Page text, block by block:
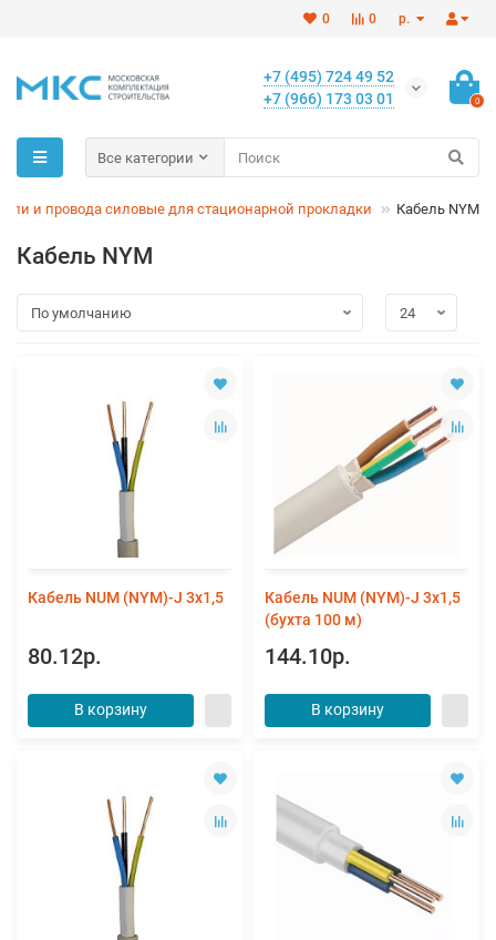
р.
0
0
+7 (495) 724 49 52
+7 (966) 173 03 01
0
Все категории
и провода силовые для стационарной прокладки Кабель NYM
Кабель NYM
Кабель NUM (NYM)-J 3х1,5
80.12р.
В корзину
Кабель NUM (NYM)-J 3х1,5
(бухта 100 м)
144.10р.
В корзину